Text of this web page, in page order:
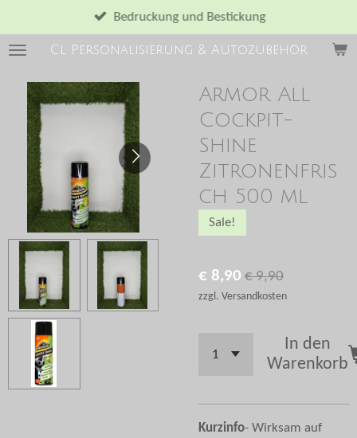
Hauptinhalt
springenCl Personalisierung & Autozubehör
Bedruckung und Bestickung
Armor All
Cockpit-
Shine
Zitronenfris
ch 500 ml
Sale!
€ 8,90 € 9,90
zzgl. Versandkosten
In den
Warenkorb
Kurzinfo- Wirksam auf